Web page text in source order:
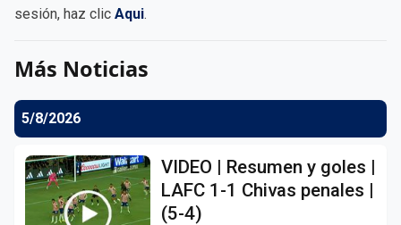
sesión, haz clic Aqui.
Más Noticias
5/8/2026
VIDEO | Resumen y goles |
LAFC 1-1 Chivas penales |
(5-4)